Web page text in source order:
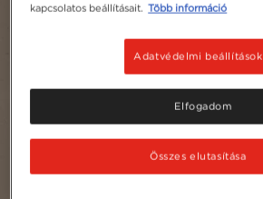
kapcsolatos beállításait. Több információ
Adatvédelmi beállítások
Összes elutasítása
Elfogadom